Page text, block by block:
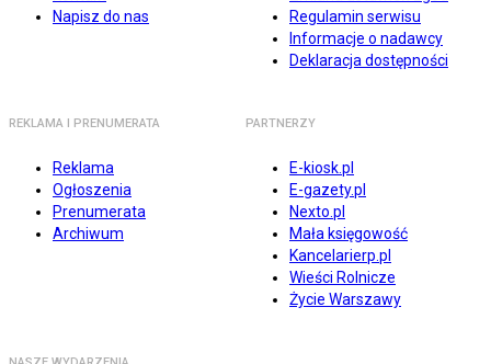
Napisz do nas
Regulamin serwisu
Informacje o nadawcy
Deklaracja dostępności
REKLAMA I PRENUMERATA
Reklama
Ogłoszenia
Prenumerata
Archiwum
PARTNERZY
E-kiosk.pl
E-gazety.pl
Nexto.pl
Mała księgowość
Kancelarierp.pl
Wieści Rolnicze
Życie Warszawy